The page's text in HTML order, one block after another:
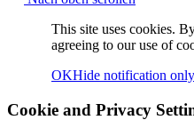
This site uses cookies.
agreeing to our use of
OKHide notification only
Cookie and Privacy